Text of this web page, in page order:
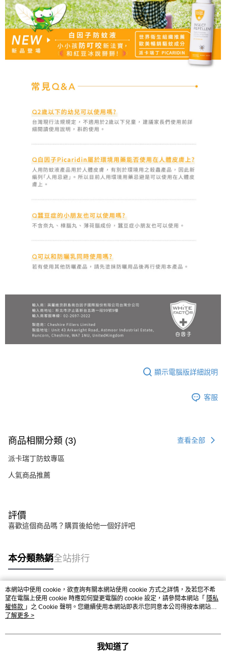
顯示電腦版詳細說明
客服
商品相關分類 (3) 查看全部
派卡瑞丁防蚊專區
人氣商品推薦
評價
喜歡這個商品嗎？購買後給他一個好評吧
本分類熱銷全站排行
熱門標籤
本網站中使用 cookie，欲查詢有關本網站使用 cookie 方式之詳情，及若您不希
望在電腦上使用 cookie 時應如何變更電腦的 cookie 設定，請參閱本網站「 隱私
權條款 」之 Cookie 聲明。您繼續使用本網站即表示您同意本公司得按本網站使
用條款之 Cookie 聲明使用 cookie。
了解更多 >
我知道了